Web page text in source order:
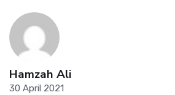
Hamzah Ali
30 April 2021